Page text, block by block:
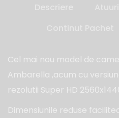
Cel mai nou model de
Ambarella ,acum cu
rezolutii Super HD
Dimensiunile reduse